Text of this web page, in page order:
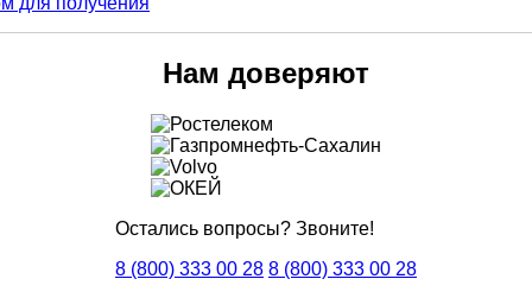
Нам доверяют
Остались вопросы? Звоните!
8 (800) 333 00 28 8 (800) 333 00 28